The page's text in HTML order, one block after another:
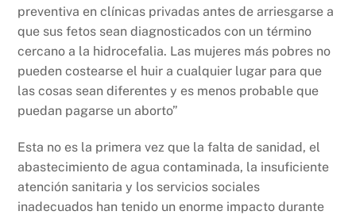
preventiva en clínicas privadas antes de arriesgarse a
que sus fetos sean diagnosticados con un término
cercano a la hidrocefalia. Las mujeres más pobres no
pueden costearse el huir a cualquier lugar para que
las cosas sean diferentes y es menos probable que
puedan pagarse un aborto”
Esta no es la primera vez que la falta de sanidad, el
abastecimiento de agua contaminada, la insuficiente
atención sanitaria y los servicios sociales
inadecuados han tenido un enorme impacto durante